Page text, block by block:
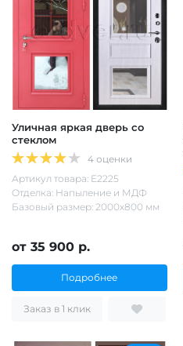
Уличная яркая дверь со
стеклом
4 оценки
Артикул товара: Е2225
Отделка: Напыление и МДФ
Базовый размер: 2000х800 мм
от 35 900 р.
Подробнее
Заказ в 1 клик